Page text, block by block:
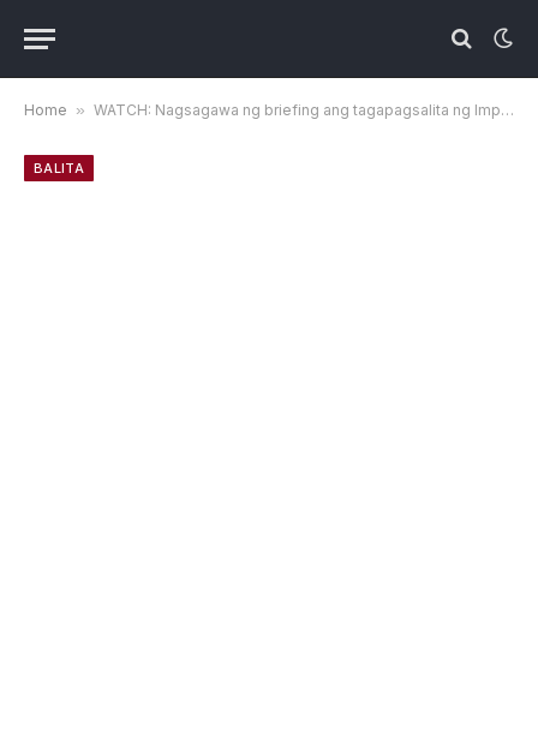
Home » WATCH: Nagsagawa ng briefing ang tagapagsalita ng Impeachment court
BALITA